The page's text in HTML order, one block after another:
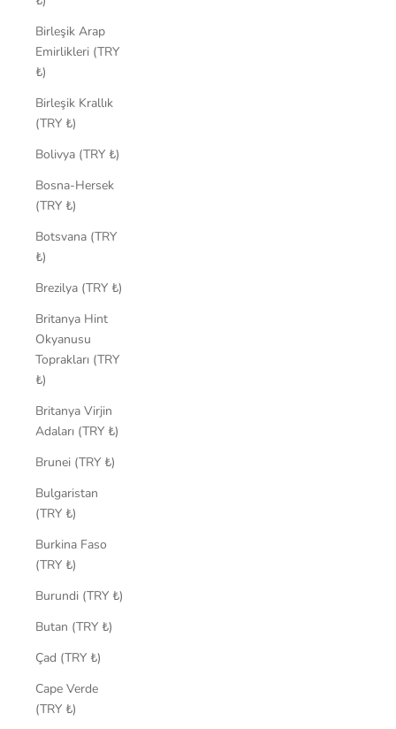
Birleşik Arap
Emirlikleri (TRY
₺)
Birleşik Krallık
(TRY ₺)
Bolivya (TRY ₺)
Bosna-Hersek
(TRY ₺)
Botsvana (TRY
₺)
Brezilya (TRY ₺)
Britanya Hint
Okyanusu
Toprakları (TRY
₺)
Britanya Virjin
Adaları (TRY ₺)
Brunei (TRY ₺)
Bulgaristan
(TRY ₺)
Burkina Faso
(TRY ₺)
Burundi (TRY ₺)
Butan (TRY ₺)
Çad (TRY ₺)
Cape Verde
(TRY ₺)